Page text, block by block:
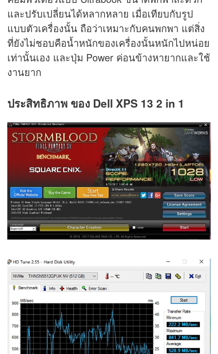
และปรับเปลี่ยนได้หลากหลาย เมื่อเทียบกับรูป
แบบตัวเครื่องนั้น ถือว่าเหมาะกับคนพกพา แต่สิ่ง
ที่ยังไม่ชอบคือน้ำหนักของเครื่องนั้นหนักไปหน่อย
เท่านั้นเอง และปุ่ม Power ค่อนข้างหายากและใช้
งานยาก
ประสิทธิภาพ ของ Dell XPS 13 2 in 1